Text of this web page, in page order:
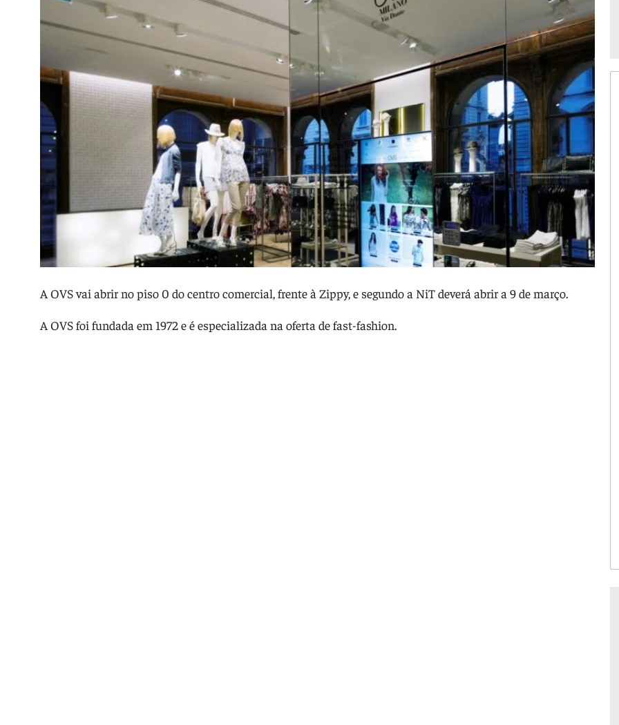
A OVS vai abrir no piso 0 do centro comercial, frente à Zippy, e segundo a NiT deverá abrir a 9 de março.
A OVS foi fundada em 1972 e é especializada na oferta de fast-fashion.